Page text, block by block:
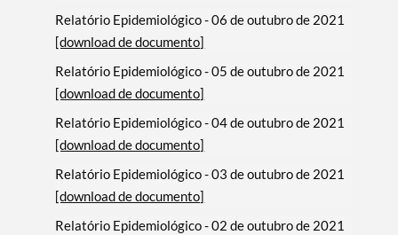
Relatório Epidemiológico - 06 de outubro de 2021
[download de documento]
Relatório Epidemiológico - 05 de outubro de 2021
[download de documento]
Relatório Epidemiológico - 04 de outubro de 2021
[download de documento]
Relatório Epidemiológico - 03 de outubro de 2021
[download de documento]
Relatório Epidemiológico - 02 de outubro de 2021